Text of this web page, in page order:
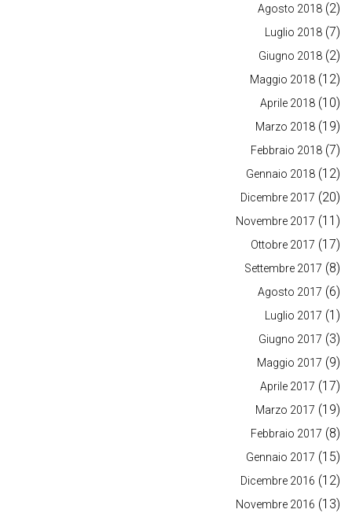
Agosto 2018 (2)
Luglio 2018 (7)
Giugno 2018 (2)
Maggio 2018 (12)
Aprile 2018 (10)
Marzo 2018 (19)
Febbraio 2018 (7)
Gennaio 2018 (12)
Dicembre 2017 (20)
Novembre 2017 (11)
Ottobre 2017 (17)
Settembre 2017 (8)
Agosto 2017 (6)
Luglio 2017 (1)
Giugno 2017 (3)
Maggio 2017 (9)
Aprile 2017 (17)
Marzo 2017 (19)
Febbraio 2017 (8)
Gennaio 2017 (15)
Dicembre 2016 (12)
Novembre 2016 (13)